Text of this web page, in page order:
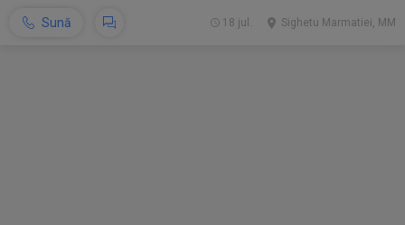
Sună Sighetu Marmatiei, MM
18 jul.